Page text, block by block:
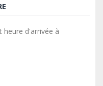
heure d'arrivée à